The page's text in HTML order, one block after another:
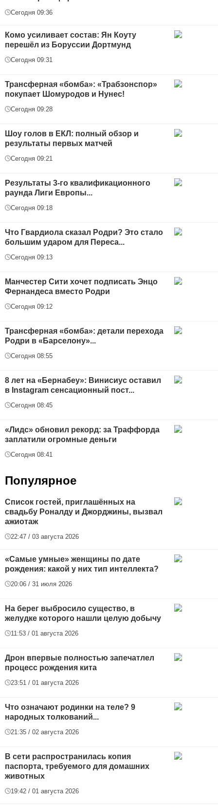
Сегодня 09:36
Комо усиливает состав: Ян Коуту
перешёл из Боруссии Дортмунд
Сегодня 09:31
Трансферная «бомба»: «Трабзонспор»
покупает Шомуродов и Нунес!
Сегодня 09:28
Шоу голов в ЕКЛ: полный обзор и
результаты первых матчей
Сегодня 09:21
Результаты 3-го квалификационного
раунда Лиги Европы...
Сегодня 09:18
Что Гвардиола сказал Родри? Это стало
большим ударом для Переса...
Сегодня 09:13
Манчестер Сити хочет подписать Энцо
Фернандеса вместо Родри
Сегодня 09:12
Трансферная «бомба»: детали перехода
Родри в «Барселону»...
Сегодня 08:55
8 лет на «Бернабеу»: Винисиус оставил
в Instagram сенсационный пост...
Сегодня 08:45
«Лидс» обновил рекорд: за Траффорда
заплатили огромные деньги
Сегодня 08:41
Популярное
Список гостей, приглашённых на
свадьбу Роналду и Джорджины, вызвал
ажиотаж
22:47 / 03 августа 2026
«Самые умные» женщины по дате
рождения: какой у них тип интеллекта?
20:06 / 31 июля 2026
На берег выбросило существо, в
желудке которого нашли целую добычу
11:53 / 01 августа 2026
Дрон впервые полностью запечатлел
процесс рождения кита
23:51 / 01 августа 2026
Что означают родинки на теле? 9
народных толкований...
21:35 / 02 августа 2026
В сети распространилась копия
паспорта, требуемого для домашних
животных
19:42 / 01 августа 2026